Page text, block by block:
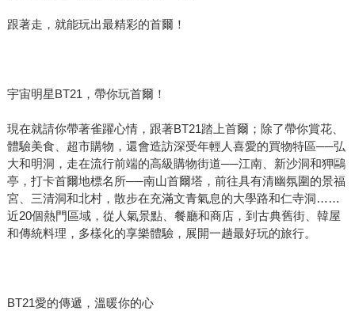
跟著走，就能玩出最精彩的首爾！
宇宙明星BT21，帶你玩首爾！
現在就請你帶著雀躍心情，跟著BT21踏上首爾；除了帶你賞花、
體驗美食、超市購物，還會造訪深受年輕人喜愛的買物特區──弘
大和明洞，走在流行前端的高級購物街道──江南、新沙洞和狎鷗
亭，打卡首爾地標名所──南山首爾塔，前往具有清幽氛圍的景福
宮、三清洞和北村，散步在充滿文青氣息的大學路和仁寺洞……
近20個熱門區域，從人氣景點、餐廳和商店，到古典舊街、韓屋
和傳統料理，多樣化的享樂體驗，展開一趟最好玩的旅行。
BT21愛的傳遞，溫暖你的心